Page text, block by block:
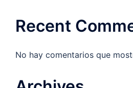
Recent
No hay comentarios que